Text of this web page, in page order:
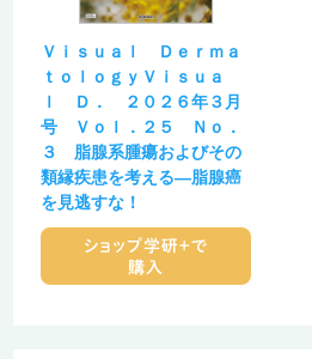
Ｖｉｓｕａｌ Ｄｅｒｍａ
ｔｏｌｏｇｙＶｉｓｕａ
ｌ Ｄ． ２０２６年３月
号 Ｖｏｌ．２５ Ｎｏ．
３ 脂腺系腫瘍およびその
類縁疾患を考える―脂腺癌
を見逃すな！